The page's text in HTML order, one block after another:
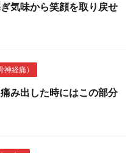
気味から笑顔を取り戻せ
経痛）
み出した時にはこの部分